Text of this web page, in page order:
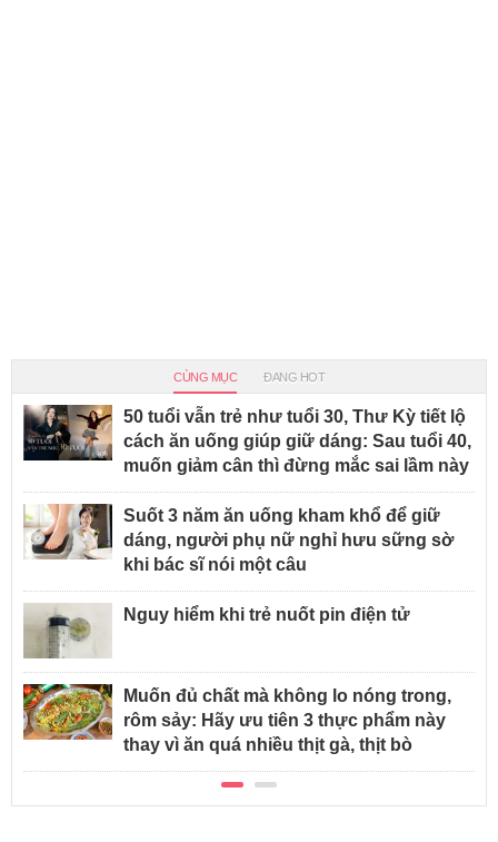
CÙNG MỤC ĐANG HOT
50 tuổi vẫn trẻ như tuổi 30, Thư Kỳ tiết lộ
cách ăn uống giúp giữ dáng: Sau tuổi 40,
muốn giảm cân thì đừng mắc sai lầm này
Suốt 3 năm ăn uống kham khổ để giữ
dáng, người phụ nữ nghỉ hưu sững sờ
khi bác sĩ nói một câu
Nguy hiểm khi trẻ nuốt pin điện tử
Muốn đủ chất mà không lo nóng trong,
rôm sảy: Hãy ưu tiên 3 thực phẩm này
thay vì ăn quá nhiều thịt gà, thịt bò